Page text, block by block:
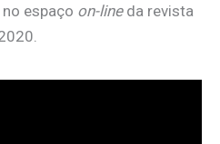
espaço on-lineda revista